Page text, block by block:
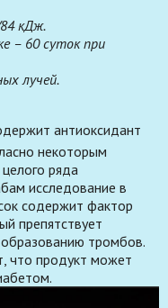
кДж.
– 60 суток при
лучей.
антиоксидант
некоторым
ряда
исследование в
содержит фактор
препятствует
тромбов.
что продукт может
.